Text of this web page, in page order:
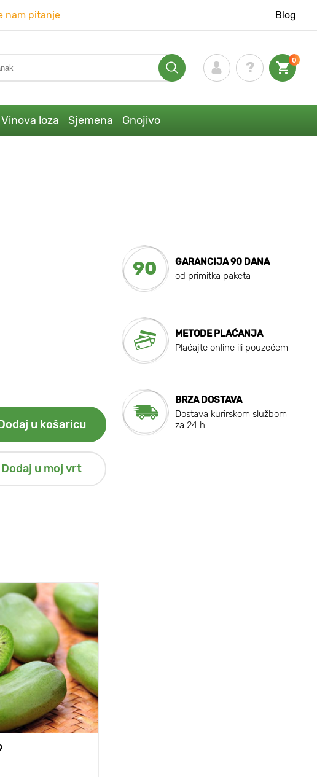
nam pitanje Blog
0
Vinova loza Sjemena Gnojivo
u košaricu
Dodaj u moj vrt
90
GARANCIJA 90 DANA
od primitka paketa
METODE PLAĆANJA
Plaćajte online ili pouzećem
BRZA DOSTAVA
Dostava kurirskom službom
za 24 h